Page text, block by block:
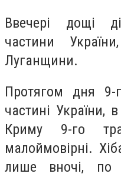
Ввечері дощі
частини
Луганщини.
Протягом дня 9-
частині України,
Криму 9-го
малоймовірні.
лише вночі, по